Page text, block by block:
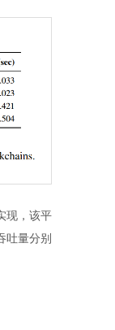
现，该平
吐量分别